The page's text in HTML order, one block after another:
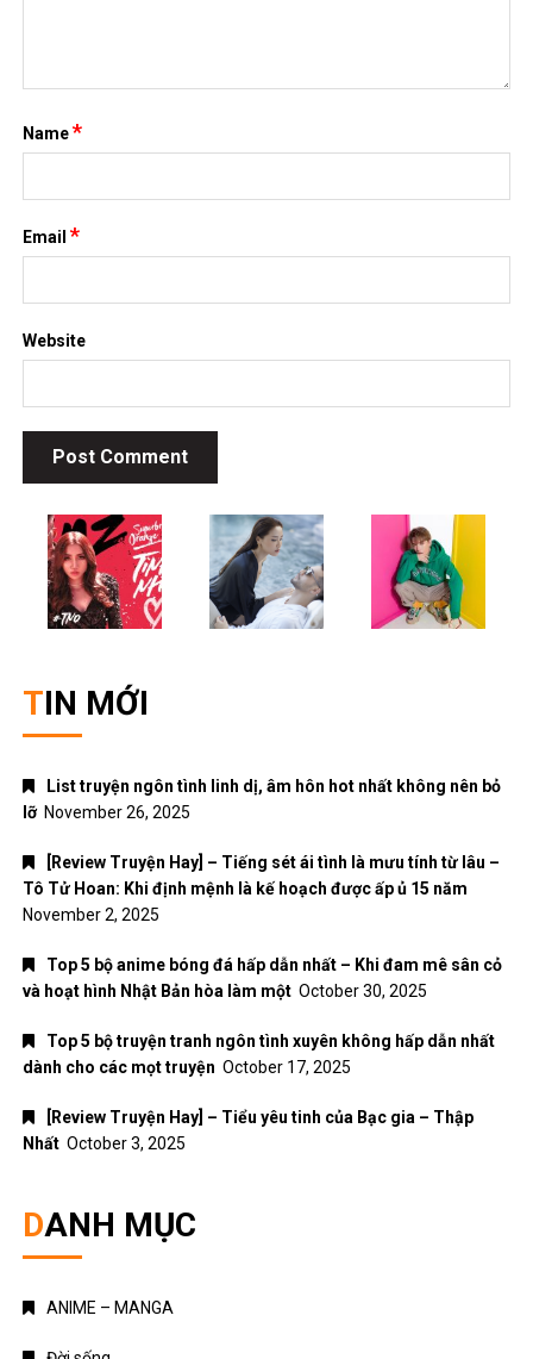
Name*
Email*
Website
TIN MỚI
List truyện ngôn tình linh dị, âm hôn hot nhất không nên bỏ
lỡ November 26, 2025
[Review Truyện Hay] – Tiếng sét ái tình là mưu tính từ lâu –
Tô Tử Hoan: Khi định mệnh là kế hoạch được ấp ủ 15 năm
November 2, 2025
Top 5 bộ anime bóng đá hấp dẫn nhất – Khi đam mê sân cỏ
và hoạt hình Nhật Bản hòa làm một October 30, 2025
Top 5 bộ truyện tranh ngôn tình xuyên không hấp dẫn nhất
dành cho các mọt truyện October 17, 2025
[Review Truyện Hay] – Tiểu yêu tinh của Bạc gia – Thập
Nhất October 3, 2025
DANH MỤC
ANIME – MANGA